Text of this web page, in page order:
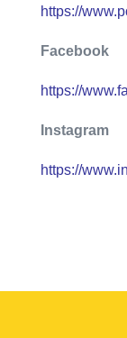
https://
Facebook
https://
Instagram
https://